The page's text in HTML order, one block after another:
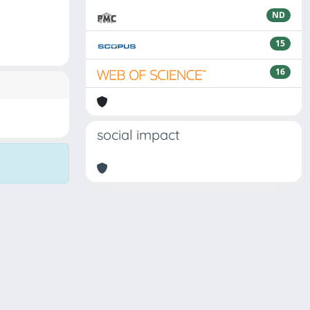
ND
15
16
social impact